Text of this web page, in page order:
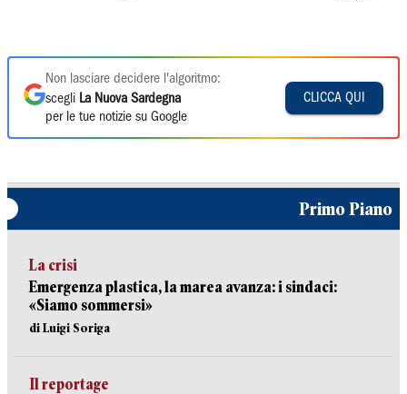
Non lasciare decidere l'algoritmo:
scegli La Nuova Sardegna
per le tue notizie su Google
CLICCA QUI
Primo Piano
La crisi
Emergenza plastica, la marea avanza: i sindaci:
«Siamo sommersi»
di Luigi Soriga
Il reportage